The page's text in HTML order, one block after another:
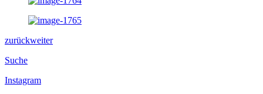
zurückweiter
Suche
Instagram